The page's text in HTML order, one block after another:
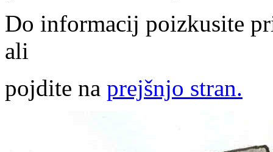
Do informacij poizkusite
ali
pojdite na prejšnjo stran.